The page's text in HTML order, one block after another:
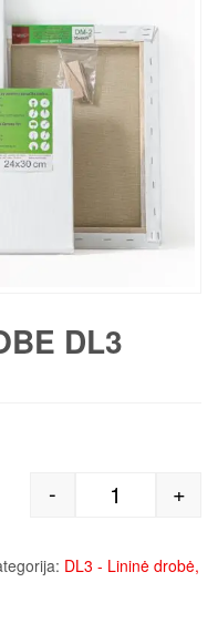
DL3
produkto
- +
DL3 - Lininė drobė,